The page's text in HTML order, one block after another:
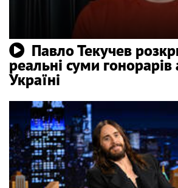
Павло Текучев
реальні суми гонорарів
Україні